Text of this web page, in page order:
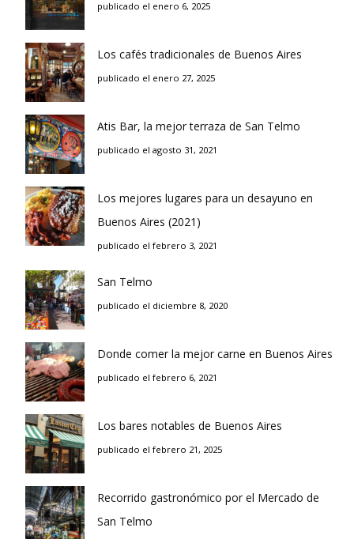
publicado el enero 6, 2025
Los cafés tradicionales de Buenos Aires
publicado el enero 27, 2025
Atis Bar, la mejor terraza de San Telmo
publicado el agosto 31, 2021
Los mejores lugares para un desayuno en
Buenos Aires (2021)
publicado el febrero 3, 2021
San Telmo
publicado el diciembre 8, 2020
Donde comer la mejor carne en Buenos Aires
publicado el febrero 6, 2021
Los bares notables de Buenos Aires
publicado el febrero 21, 2025
Recorrido gastronómico por el Mercado de
San Telmo